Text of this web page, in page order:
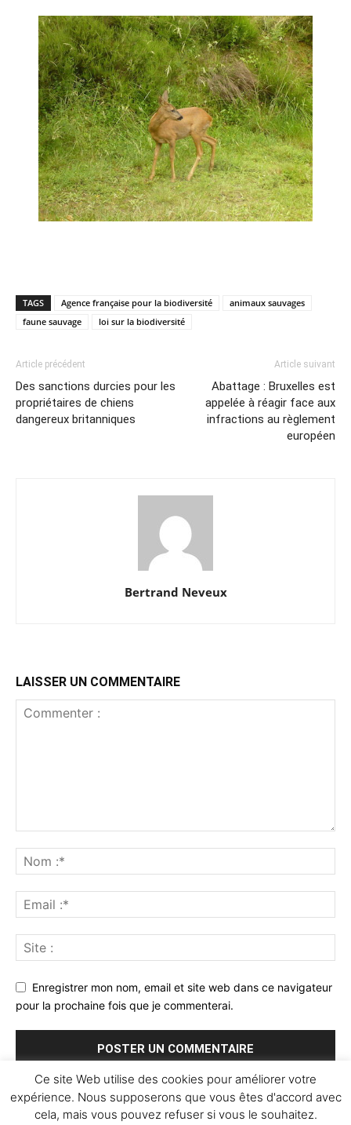
TAGS Agence française pour la biodiversité
animaux sauvages
faune sauvage
loi sur la biodiversité
Article précédent
Des sanctions durcies pour les
propriétaires de chiens
dangereux britanniques
Article suivant
Abattage : Bruxelles est
appelée à réagir face aux
infractions au règlement
européen
Bertrand Neveux
LAISSER UN COMMENTAIRE
Enregistrer mon nom, email et site web dans ce navigateur
pour la prochaine fois que je commenterai.
Ce site Web utilise des cookies pour améliorer votre
expérience. Nous supposerons que vous êtes d'accord avec
cela, mais vous pouvez refuser si vous le souhaitez.